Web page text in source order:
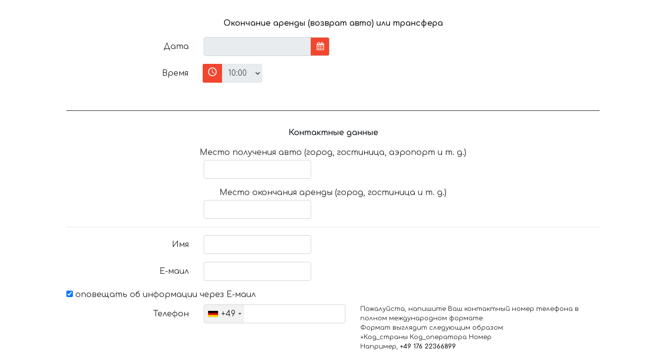
Окончание аренды (возврат авто) или трансфера
Дата
Время
Контактные данные
Место получения авто (город, гостиница, аэропорт и т. д.)
Место окончания аренды (город, гостиница и т. д.)
Имя
Е-маил
оповещать об информации через Е-маил
Телефон +49
Пожалуйста, напишите Ваш контактный номер телефона в
полном международном формате.
Формат выглядит следующим образом:
+Код_страны Код_оператора Номер
Например, +49 176 22366899